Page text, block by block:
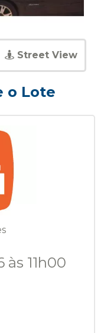
Street View
o Lote
às 11h00